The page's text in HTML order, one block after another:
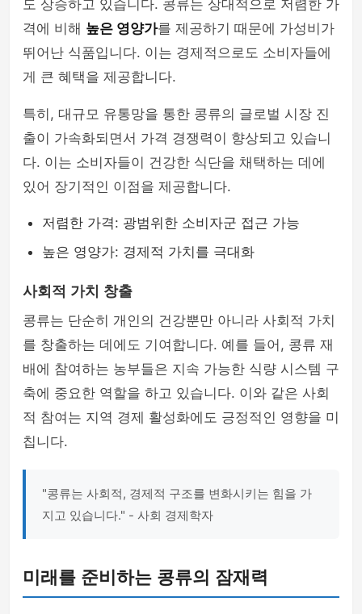
도 상승하고 있습니다. 콩류는 상대적으로 저렴한 가
격에 비해 높은 영양가를 제공하기 때문에 가성비가
뛰어난 식품입니다. 이는 경제적으로도 소비자들에
게 큰 혜택을 제공합니다.
특히, 대규모 유통망을 통한 콩류의 글로벌 시장 진
출이 가속화되면서 가격 경쟁력이 향상되고 있습니
다. 이는 소비자들이 건강한 식단을 채택하는 데에
있어 장기적인 이점을 제공합니다.
저렴한 가격: 광범위한 소비자군 접근 가능
높은 영양가: 경제적 가치를 극대화
사회적 가치 창출
콩류는 단순히 개인의 건강뿐만 아니라 사회적 가치
를 창출하는 데에도 기여합니다. 예를 들어, 콩류 재
배에 참여하는 농부들은 지속 가능한 식량 시스템 구
축에 중요한 역할을 하고 있습니다. 이와 같은 사회
적 참여는 지역 경제 활성화에도 긍정적인 영향을 미
칩니다.
"콩류는 사회적, 경제적 구조를 변화시키는 힘을 가
지고 있습니다." - 사회 경제학자
미래를 준비하는 콩류의 잠재력